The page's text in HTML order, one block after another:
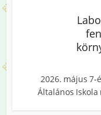
2026. május 7-
Általános